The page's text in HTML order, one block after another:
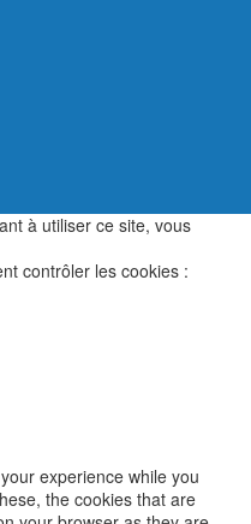
à utiliser ce site, vous
contrôler les cookies :
experience while you
the cookies that are